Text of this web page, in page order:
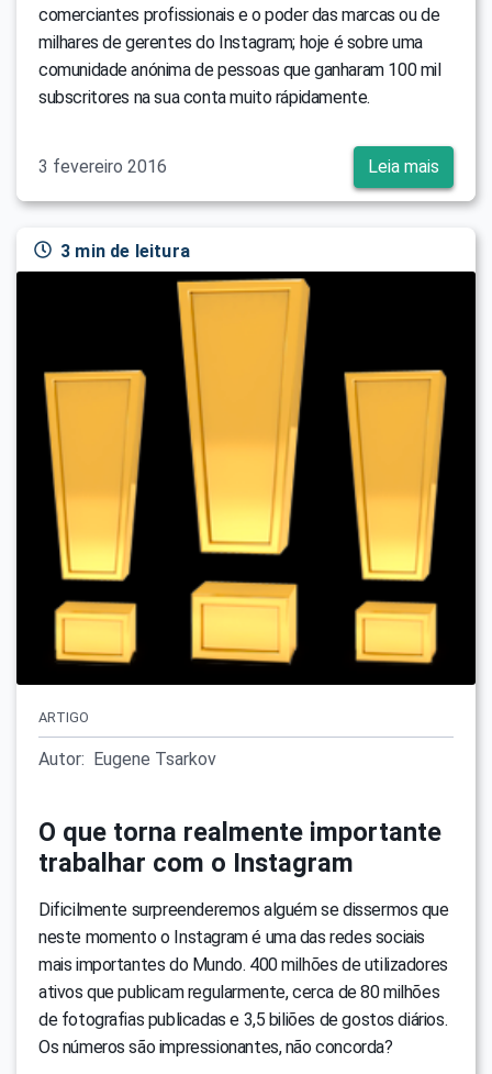
comerciantes profissionais e o poder das marcas ou de
milhares de gerentes do Instagram; hoje é sobre uma
comunidade anónima de pessoas que ganharam 100 mil
subscritores na sua conta muito rápidamente.
3 fevereiro 2016 Leia mais
3 min de leitura
ARTIGO
Autor: Eugene Tsarkov
O que torna realmente importante
trabalhar com o Instagram
Dificilmente surpreenderemos alguém se dissermos que
neste momento o Instagram é uma das redes sociais
mais importantes do Mundo. 400 milhões de utilizadores
ativos que publicam regularmente, cerca de 80 milhões
de fotografias publicadas e 3,5 biliões de gostos diários.
Os números são impressionantes, não concorda?